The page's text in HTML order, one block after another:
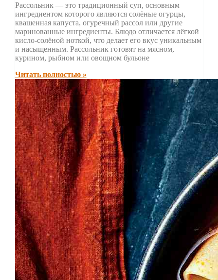
Рассольник — это традиционный суп, основным
ингредиентом которого являются солёные огурцы,
квашенная капуста, огуречный рассол или другие
маринованные ингредиенты. Блюдо отличается лёгкой
кисло-солёной ноткой, что делает его вкус уникальным
и насыщенным. Рассольник готовят на мясном,
курином, рыбном или овощном бульоне
Читать полностью »